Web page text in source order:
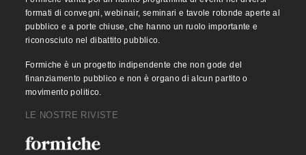
formati di convegni, webinair, seminari e tavole rotonde aperte al
pubblico e a porte chiuse, che hanno un ruolo importante e
riconosciuto nel dibattito pubblico.
Formiche è un progetto indipendente che non gode del
finanziamento pubblico e non è organo di alcun partito o
movimento politico.
LE NOSTRE RIVISTE